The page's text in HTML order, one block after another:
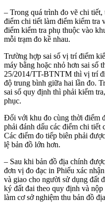
– Trong quá trình đo vẽ chi
điểm chi tiết làm điểm kiểm tra
điểm kiểm tra phụ thuộc vào
mỗi trạm đo kề nhau.
Trường hợp sai số vị trí điểm
máy bằng hoặc nhỏ hơn sai số
25/2014/TT-BTNTM thì vị trí
độ trung bình giữa hai lần đo.
sai số quy định thì phải kiểm
phục.
Đối với khu đo cùng thời điểm
phải đánh dấu các điểm chi tiết
Các điểm đo tiếp biên phải
lệ bản đồ lớn hơn.
– Sau khi bản đồ địa chính
đơn vị đo đạc in Phiếu xác
và giao cho người sử dụng đất
ký đất đai theo quy định và
làm cơ sở nghiệm thu bản đồ